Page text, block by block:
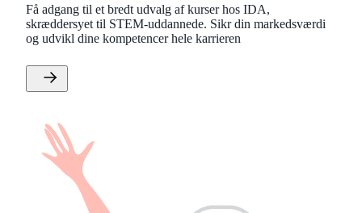
Få adgang til et bredt udvalg af kurser hos IDA,
skræddersyet til STEM-uddannede. Sikr din markedsværdi
og udvikl dine kompetencer hele karrieren